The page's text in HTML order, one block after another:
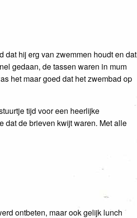
dat hij erg van zwemmen houdt en dat
gedaan, de tassen waren in mum
het maar goed dat het zwembad op
tijd voor een heerlijke
dat de brieven kwijt waren. Met alle
ontbeten, maar ook gelijk lunch